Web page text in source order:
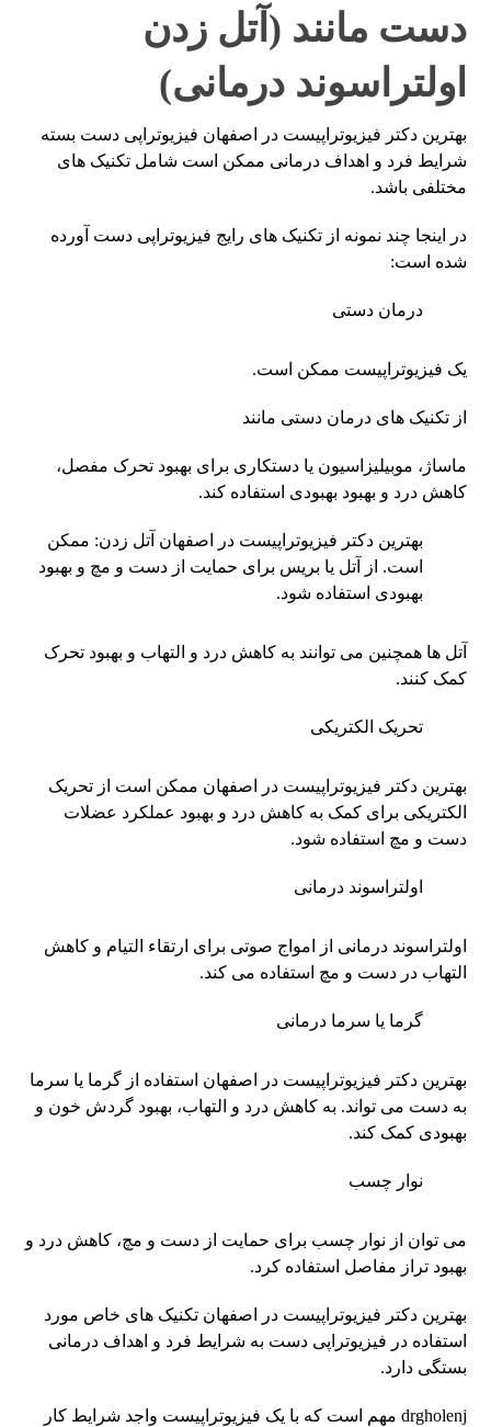
دست مانند (آتل زدن
اولتراسوند درمانی)
بهترین دکتر فیزیوتراپیست در اصفهان فیزیوتراپی دست بسته
شرایط فرد و اهداف درمانی ممکن است شامل تکنیک های
مختلفی باشد.
در اینجا چند نمونه از تکنیک های رایج فیزیوتراپی دست آورده
شده است:
درمان دستی
یک فیزیوتراپیست ممکن است.
از تکنیک های درمان دستی مانند
ماساژ، موبیلیزاسیون یا دستکاری برای بهبود تحرک مفصل،
کاهش درد و بهبود بهبودی استفاده کند.
بهترین دکتر فیزیوتراپیست در اصفهان آتل زدن: ممکن
است. از آتل یا بریس برای حمایت از دست و مچ و بهبود
بهبودی استفاده شود.
آتل ها همچنین می توانند به کاهش درد و التهاب و بهبود تحرک
کمک کنند.
تحریک الکتریکی
بهترین دکتر فیزیوتراپیست در اصفهان ممکن است از تحریک
الکتریکی برای کمک به کاهش درد و بهبود عملکرد عضلات
دست و مچ استفاده شود.
اولتراسوند درمانی
اولتراسوند درمانی از امواج صوتی برای ارتقاء التیام و کاهش
التهاب در دست و مچ استفاده می کند.
گرما یا سرما درمانی
بهترین دکتر فیزیوتراپیست در اصفهان استفاده از گرما یا سرما
به دست می تواند. به کاهش درد و التهاب، بهبود گردش خون و
بهبودی کمک کند.
نوار چسب
می توان از نوار چسب برای حمایت از دست و مچ، کاهش درد و
بهبود تراز مفاصل استفاده کرد.
بهترین دکتر فیزیوتراپیست در اصفهان تکنیک های خاص مورد
استفاده در فیزیوتراپی دست به شرایط فرد و اهداف درمانی
بستگی دارد.
drgholenj مهم است که با یک فیزیوتراپیست واجد شرایط کار